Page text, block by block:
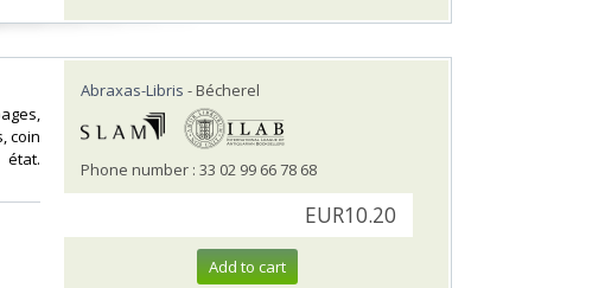
coin
Abraxas-Libris - Bécherel
Phone number : 33 02 99 66 78 68
EUR10.20
Add to cart